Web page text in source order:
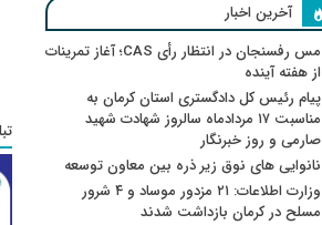
آخرین اخبار
مس رفسنجان در انتظار رأی CAS؛ آغاز تمرینات
از هفته آینده
پیام رئیس کل دادگستری استان کرمان به
مناسبت ۱۷ مردادماه سالروز شهادت شهید
صارمی و روز خبرنگار
نانوایی های نوق زیر ذره بین معاون توسعه
وزارت اطلاعات: ۲۱ مزدور موساد و ۴ شرور
مسلح در کرمان بازداشت شدند